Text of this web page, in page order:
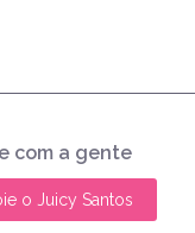
com a gente
o Juicy Santos